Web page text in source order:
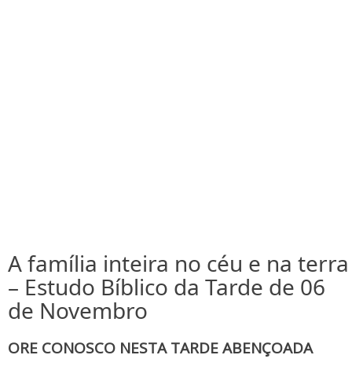
A família inteira no céu e na terra
– Estudo Bíblico da Tarde de 06
de Novembro
ORE CONOSCO NESTA TARDE ABENÇOADA